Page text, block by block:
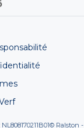
© Ralston